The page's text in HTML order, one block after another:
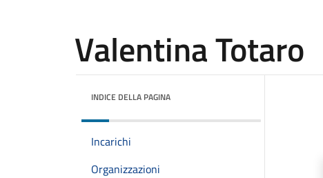
Valentina Totaro
INDICE DELLA PAGINA
Incarichi
Organizzazioni